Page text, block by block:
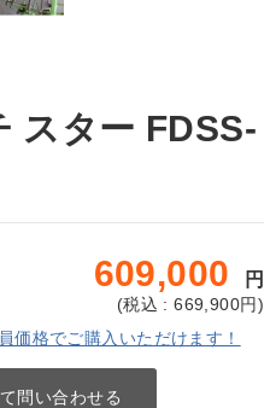
スター FDSS-
609,000 円
(税込 : 669,900円)
価格でご購入いただけます！
問い合わせる